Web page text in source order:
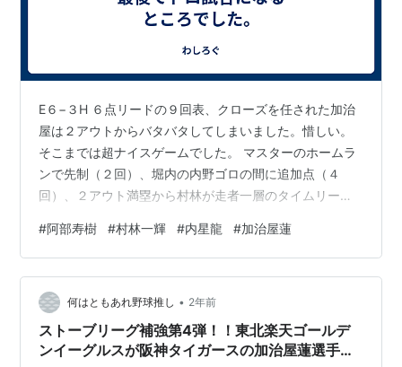
E６−３H ６点リードの９回表、クローズを任された加治
屋は２アウトからバタバタしてしまいました。惜しい。
そこまでは超ナイスゲームでした。 マスターのホームラ
ンで先制（２回）、堀内の内野ゴロの間に追加点（４
回）、２アウト満塁から村林が走者一層のタイムリー２
（８回）。それが最終回、１発同点の場面で３番栗原、
４番山川を迎えるという展開まで持っていかれます。な
にもそこまで盛り上げなくても...。とうとう１つのアウ
トを取るために藤平まで投入しました（せざるを得なく
なりました）。５点差あった７回表は１アウト１、３塁
の場面では内からスパッと西垣へスイッチして１…
#阿部寿樹 #村林一輝 #内星龍 #加治屋蓮
何はともあれ野球推し • 2年前
ストーブリーグ補強第4弾！！東北楽天ゴールデ
ンイーグルスが阪神タイガースの加治屋蓮選手の